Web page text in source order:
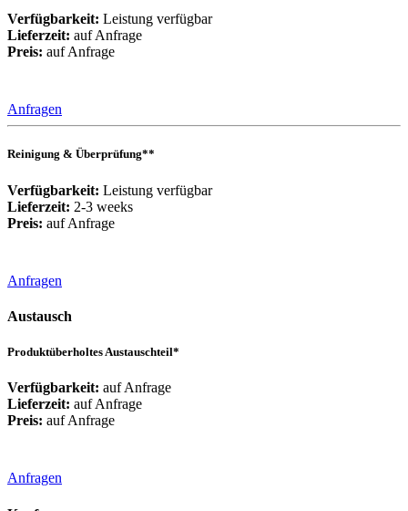
Verfügbarkeit: Leistung verfügbar
Lieferzeit: auf Anfrage
Preis: auf Anfrage
Anfragen
Reinigung & Überprüfung**
Verfügbarkeit: Leistung verfügbar
Lieferzeit: 2-3 weeks
Preis: auf Anfrage
Anfragen
Austausch
Produktüberholtes Austauschteil*
Verfügbarkeit: auf Anfrage
Lieferzeit: auf Anfrage
Preis: auf Anfrage
Anfragen